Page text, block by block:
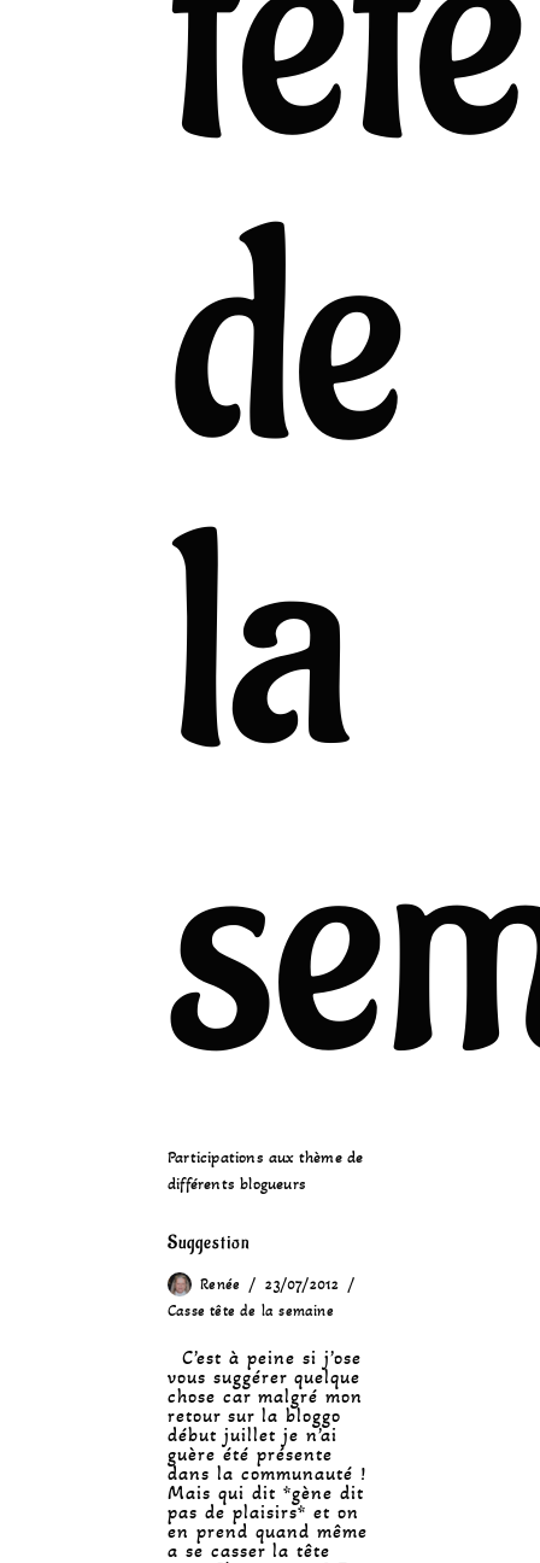
de
la
Participations aux thème de
différents blogueurs
Suggestion
Renée
23/07/2012
Casse tête de la semaine
C’est à peine si j’ose
vous suggérer quelque
chose car malgré mon
retour sur la bloggo
début juillet je n’ai
guère été présente
dans la communauté !
Mais qui dit *gène dit
pas de plaisirs* et on
en prend quand même
a se casser la tête